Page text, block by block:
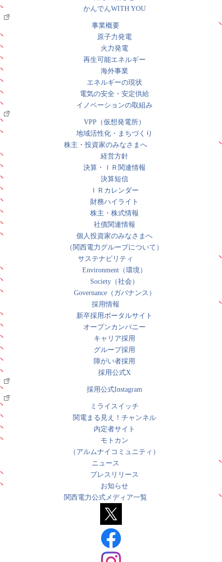
かんでんWITH YOU
事業概要
原子力発電
火力発電
再生可能エネルギー
海外事業
エネルギーの現状
電気の安全・安定供給
イノベーションの取組み
VPP（仮想発電所）
地域活性化・まちづくり
株主・投資家のみなさまへ
経営方針
決算・ＩＲ関連情報
決算短信
ＩＲカレンダー
財務ハイライト
株主・株式情報
社債関連情報
個人投資家のみなさまへ
（関西電力グループについて）
サステナビリティ
Environment（環境）
Society（社会）
Governance（ガバナンス）
採用情報
新卒採用ポータルサイト
オープンカンパニー
キャリア採用
グループ採用
障がい者採用
採用公式X
採用公式Instagram
ミライスイッチ
関電まる見え！チャンネル
内定者サイト
モトカン
（アルムナイコミュニティ）
ニュース
プレスリリース
お知らせ
関西電力公式メディア一覧